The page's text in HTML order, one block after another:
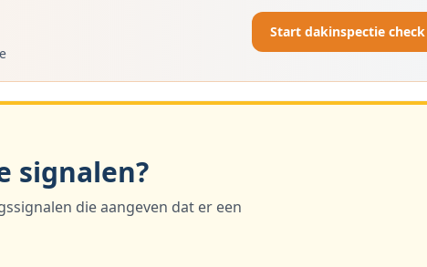
Start dakinspectie check
signalen?
die aangeven dat er een